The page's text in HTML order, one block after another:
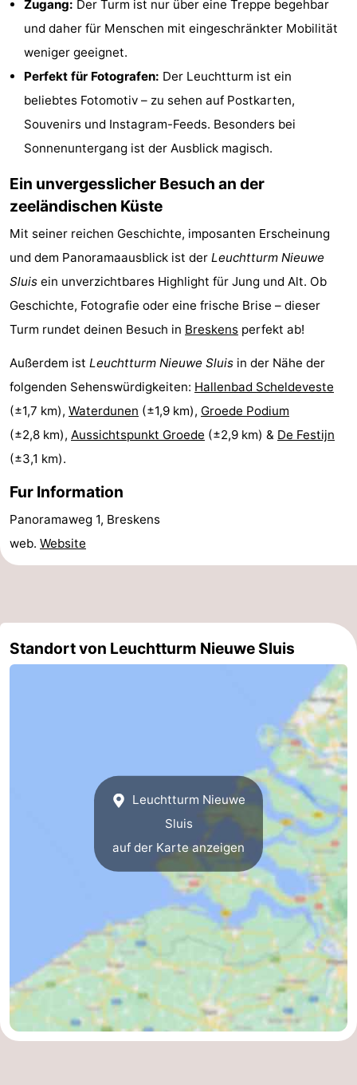
Domburg
Zoutelande
Vlissingen
Nieuwvliet
-
Breskens
-
Sluis
-
Cadzand-
-
Natur
Het
Zwin
Westflandern
Brügge
-
Gent
Die
Knokke-
-
Blankenberge
-
Zugang: Der Turm ist nur über eine Treppe begehbar
und daher für Menschen mit eingeschränkter Mobilität
weniger geeignet.
Perfekt für Fotografen: Der Leuchtturm ist ein
beliebtes Fotomotiv – zu sehen auf Postkarten,
Souvenirs und Instagram-Feeds. Besonders bei
Sonnenuntergang ist der Ausblick magisch.
Ein unvergesslicher Besuch an der
zeeländischen Küste
Mit seiner reichen Geschichte, imposanten Erscheinung
und dem Panoramaausblick ist der Leuchtturm Nieuwe
Sluis ein unverzichtbares Highlight für Jung und Alt. Ob
Geschichte, Fotografie oder eine frische Brise – dieser
Turm rundet deinen Besuch in Breskens perfekt ab!
Außerdem ist Leuchtturm Nieuwe Sluis in der Nähe der
folgenden Sehenswürdigkeiten: Hallenbad Scheldeveste
(±1,7 km), Waterdunen (±1,9 km), Groede Podium
(±2,8 km), Aussichtspunkt Groede (±2,9 km) & De Festijn
(±3,1 km).
Fur Information
Panoramaweg 1, Breskens
web. Website
Standort von Leuchtturm Nieuwe Sluis
Leuchtturm Nieuwe
Sluis
auf der Karte anzeigen